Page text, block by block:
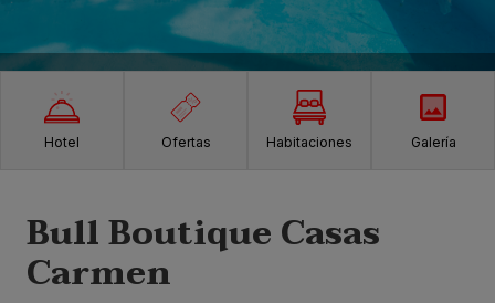
Hotel Ofertas Habitaciones Galería
Bull Boutique Casas
Carmen